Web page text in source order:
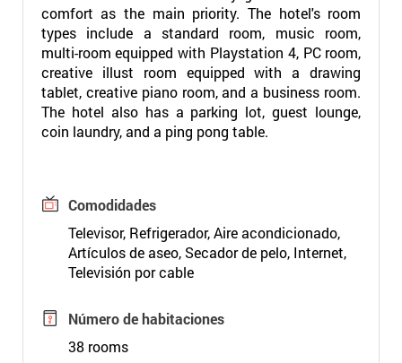
comfort as the main priority. The hotel's room
types include a standard room, music room,
multi-room equipped with Playstation 4, PC room,
creative illust room equipped with a drawing
tablet, creative piano room, and a business room.
The hotel also has a parking lot, guest lounge,
coin laundry, and a ping pong table.
Comodidades
Televisor, Refrigerador, Aire acondicionado,
Artículos de aseo, Secador de pelo, Internet,
Televisión por cable
Número de habitaciones
38 rooms